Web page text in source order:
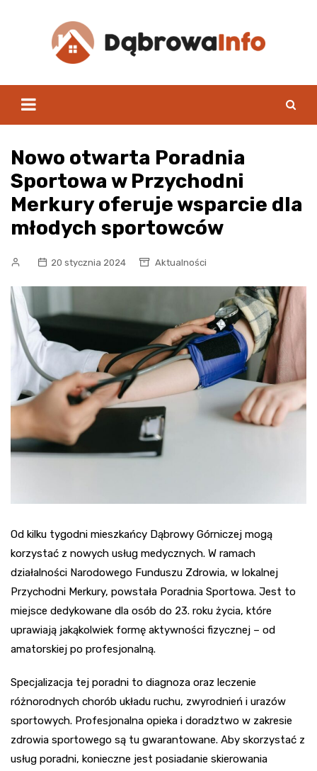
Nowo otwarta Poradnia
Sportowa w Przychodni
Merkury oferuje wsparcie dla
młodych sportowców
20 stycznia 2024 Aktualności
Od kilku tygodni mieszkańcy Dąbrowy Górniczej mogą
korzystać z nowych usług medycznych. W ramach
działalności Narodowego Funduszu Zdrowia, w lokalnej
Przychodni Merkury, powstała Poradnia Sportowa. Jest to
miejsce dedykowane dla osób do 23. roku życia, które
uprawiają jakąkolwiek formę aktywności fizycznej – od
amatorskiej po profesjonalną.
Specjalizacja tej poradni to diagnoza oraz leczenie
różnorodnych chorób układu ruchu, zwyrodnień i urazów
sportowych. Profesjonalna opieka i doradztwo w zakresie
zdrowia sportowego są tu gwarantowane. Aby skorzystać z
usług poradni, konieczne jest posiadanie skierowania